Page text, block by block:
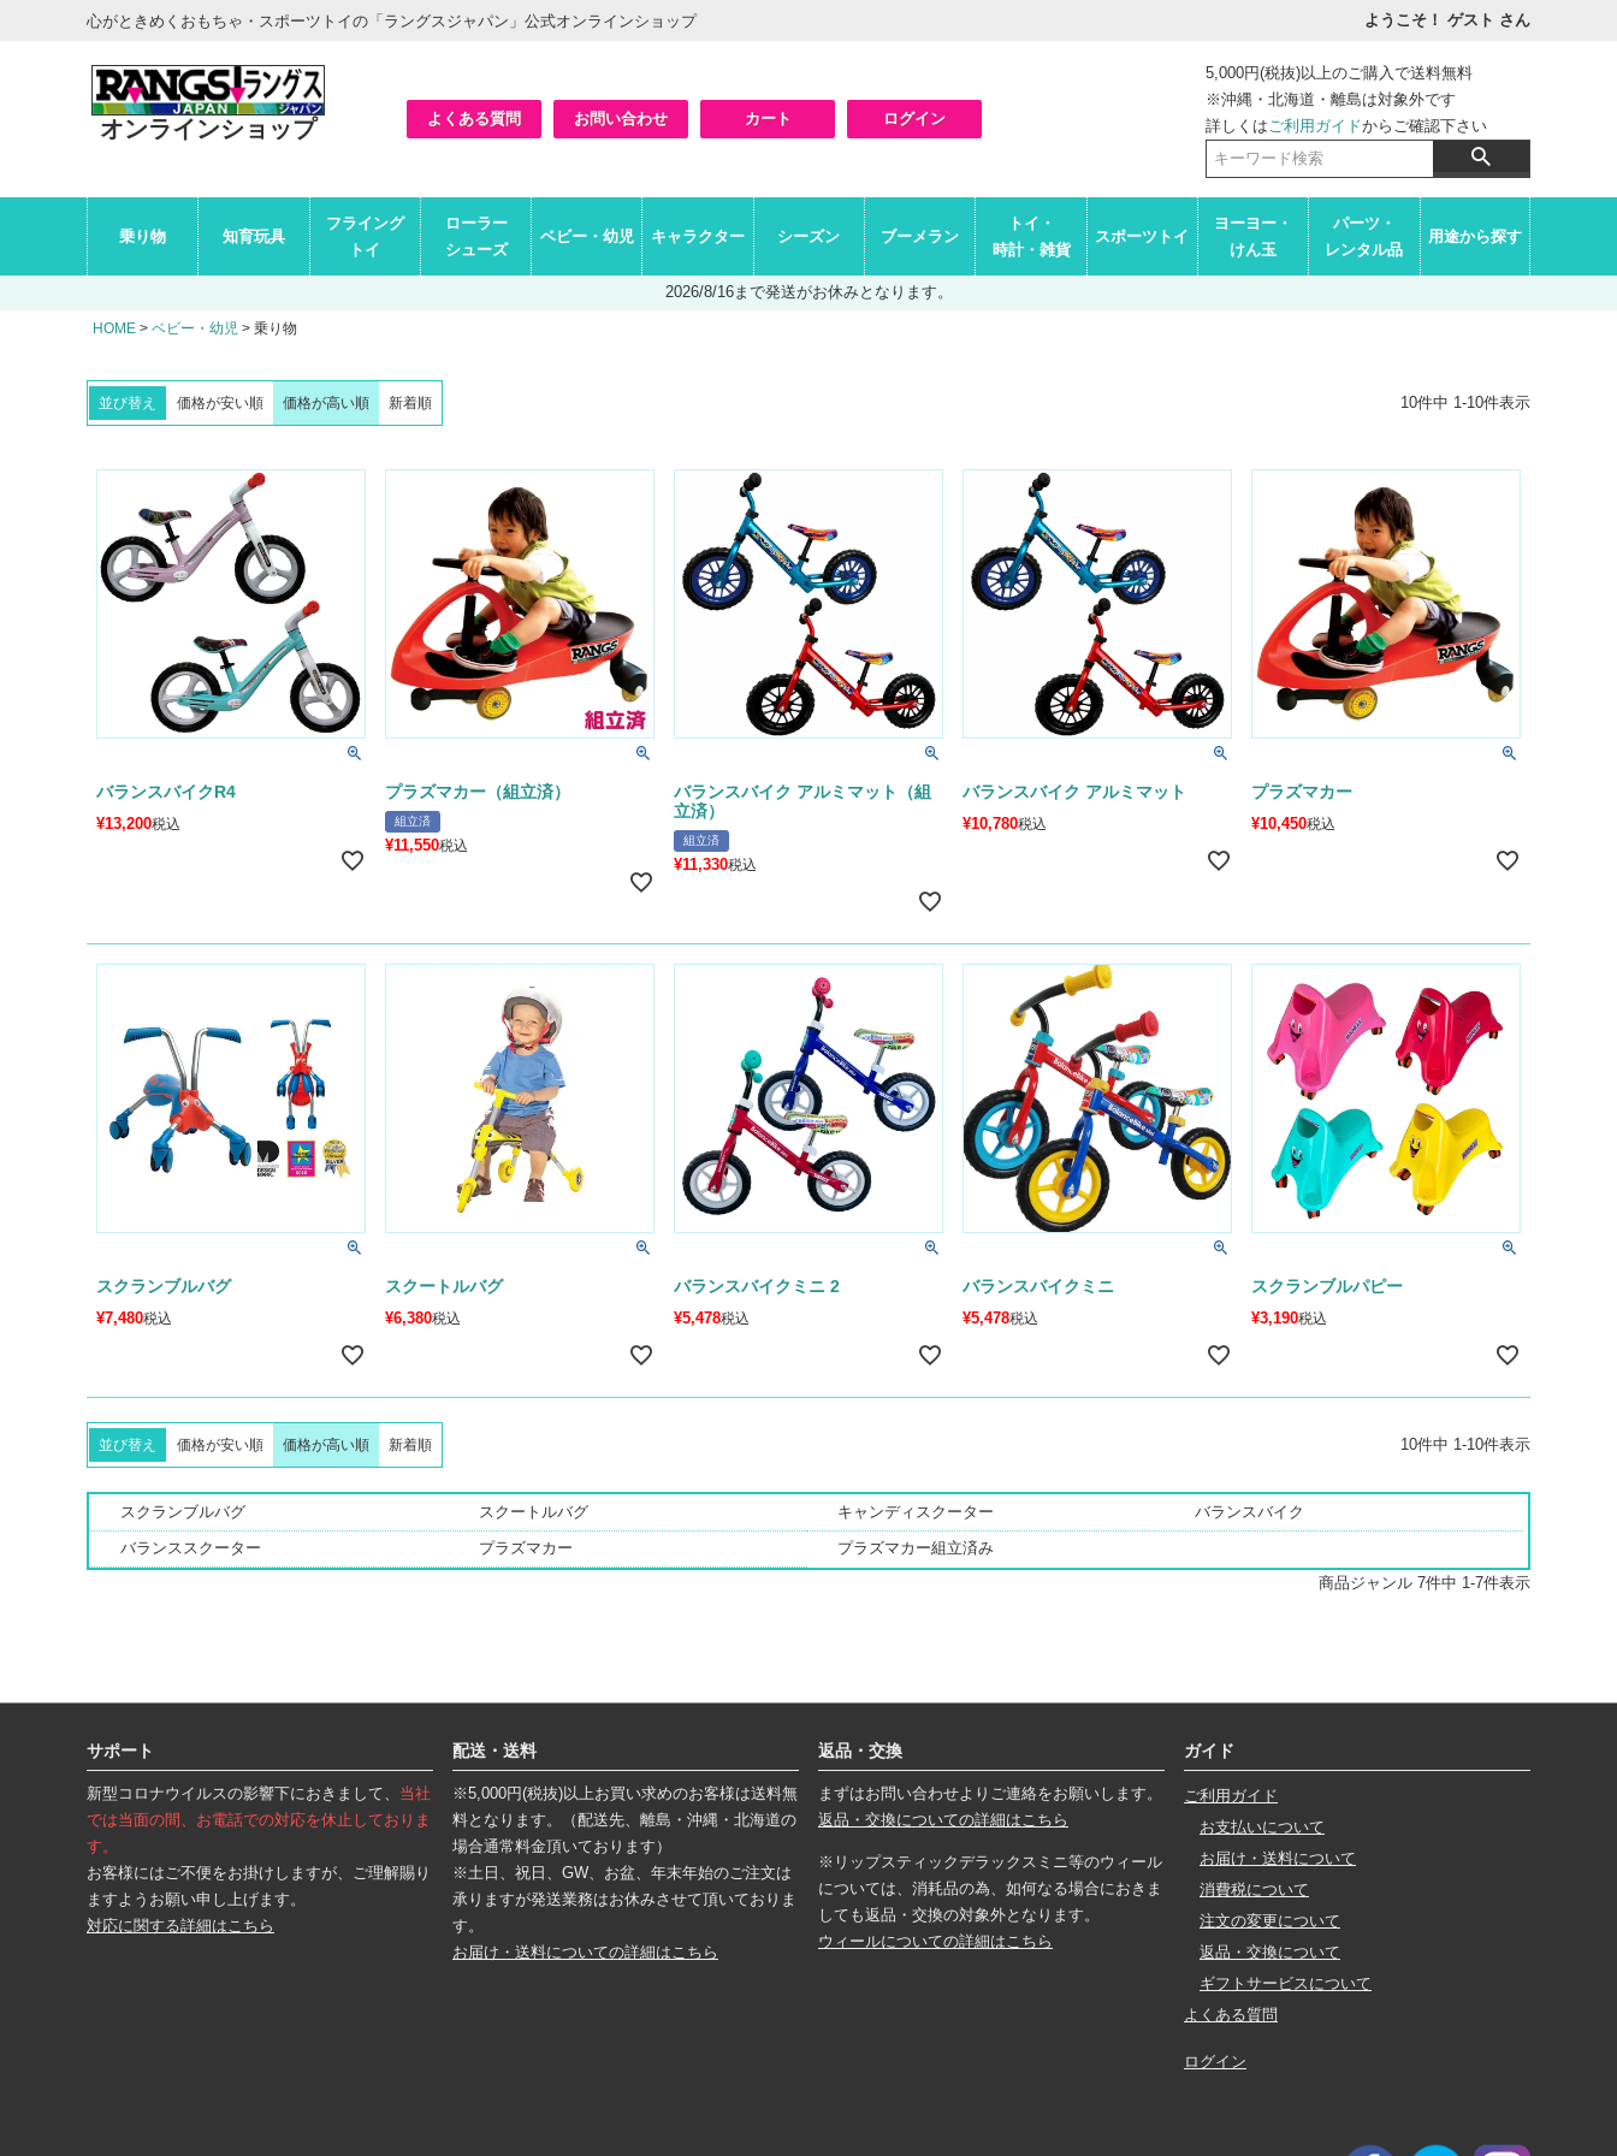
心がときめくおもちゃ・スポーツトイの「ラングスジャパン」公式オンラインショップ ようこそ！ ゲスト さん
オンラインショップ よくある質問 お問い合わせ カート ログイン
5,000円(税抜)以上のご購入で送料無料
※沖縄・北海道・離島は対象外です
詳しくはご利用ガイドからご確認下さい
ル
ビ
乗り物 知育玩具
フライング
トイ
ローラー
シューズ
ベビー・幼児 キャラクター シーズン ブーメラン
トイ・
時計・雑貨
スポーツトイ
ヨーヨー・
けん玉
パーツ・
レンタル品
用途から探す
2026/8/16まで発送がお休みとなります。
HOME ベビー・幼児 乗り物
並び替え 価格が安い順 価格が高い順 新着順 10件中 1-10件表示
バランスバイクR4
¥13,200税込
プラズマカー（組立済）
組立済
¥11,550税込
バランスバイク アルミマット（組
立済）
組立済
¥11,330税込
バランスバイク アルミマット
¥10,780税込
プラズマカー
¥10,450税込
スクランブルバグ
¥7,480税込
スクートルバグ
¥6,380税込
バランスバイクミニ 2
¥5,478税込
バランスバイクミニ
¥5,478税込
スクランブルパピー
¥3,190税込
並び替え 価格が安い順 価格が高い順 新着順 10件中 1-10件表示
スクランブルバグ スクートルバグ キャンディスクーター
バランスバイク
バランススクーター
プラズマカー
プラズマカー組立済み
7件中 1-7件表示
サポート
新型コロナウイルスの影響下におきまして、 当社
では当面の間、お電話での対応を休止しておりま
す。
お客様にはご不便をお掛けしますが、ご理解賜り
ますようお願い申し上げます。
対応に関する詳細はこちら
配送・送料
※5,000円(税抜)以上お買い求めのお客様は送料無
料となります。（配送先、離島・沖縄・北海道の
場合通常料金頂いております）
※土日、祝日、GW、お盆、年末年始のご注文は
承りますが発送業務はお休みさせて頂いておりま
す。
お届け・送料についての詳細はこちら
返品・交換
まずはお問い合わせよりご連絡をお願いします。
返品・交換についての詳細はこちら
※リップスティックデラックスミニ等のウィール
については、消耗品の為、如何なる場合におきま
しても返品・交換の対象外となります。
ウィールについての詳細はこちら
ガイド
ご利用ガイド
お支払いについて
お届け・送料について
消費税について
注文の変更について
返品・交換について
ギフトサービスについて
よくある質問
ログイン